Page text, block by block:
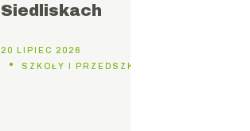
Siedliskach
20 LIPIEC 2026
SZKOŁY I PRZEDSZKOLA